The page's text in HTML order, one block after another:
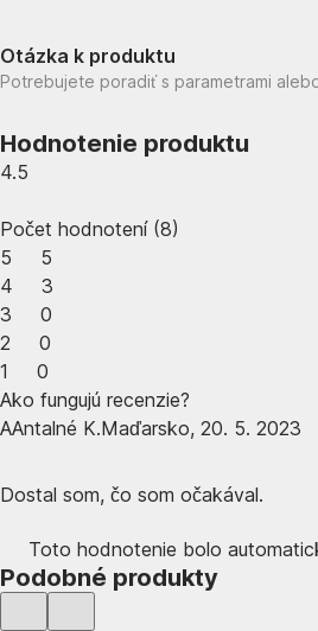
Otázka k produktu
Potrebujete poradiť s parametrami
Hodnotenie produktu
4.5
Počet hodnotení(8)
5
5
4
3
3
0
2
0
1
0
Ako fungujú recenzie?
AAntalné K.Maďarsko, 20. 5. 2023
Dostal som, čo som očakával.
Toto hodnotenie bolo
Podobné produkty